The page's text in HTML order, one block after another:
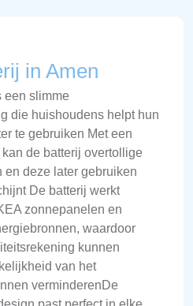
in Amen
een slimme
die huishoudens helpt hun
te gebruiken Met een
de batterij overtollige
deze later gebruiken
De batterij werkt
zonnepanelen en
waardoor
kunnen
van het
verminderenDe